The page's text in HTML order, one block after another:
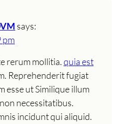
says:
pm
rerum mollitia.quia est
Reprehenderit fugiat
esse ut Similique illum
necessitatibus.
incidunt qui aliquid.